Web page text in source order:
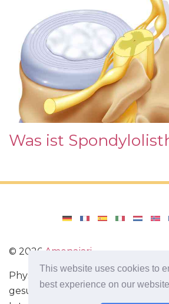
This website uses cookies to
best experience on our
Was ist
© 2026 Amenajari
Physische Übungen. Diäten und
gesunde Ernährung. Übungen